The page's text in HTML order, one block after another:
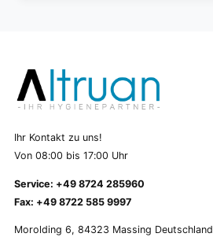
Ihr Kontakt zu uns!
Von 08:00 bis 17:00 Uhr
Service: +49 8724 285960
Fax: +49 8722 585 9997
Morolding 6, 84323 Massing Deutschland